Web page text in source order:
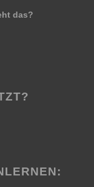
das?